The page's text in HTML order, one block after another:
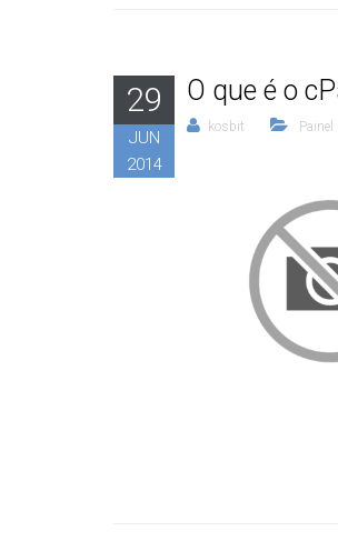
29
JUN
2014
O que é o
kosbit